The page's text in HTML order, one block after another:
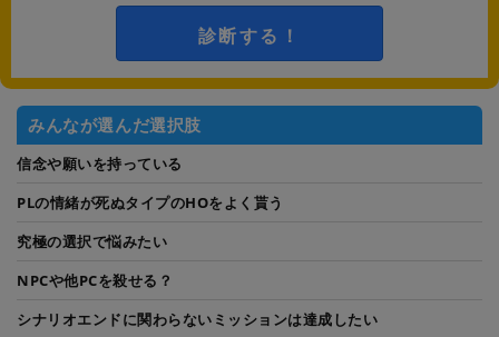
診断する！
みんなが選んだ選択肢
信念や願いを持っている
PLの情緒が死ぬタイプのHOをよく貰う
究極の選択で悩みたい
NPCや他PCを殺せる？
シナリオエンドに関わらないミッションは達成したい